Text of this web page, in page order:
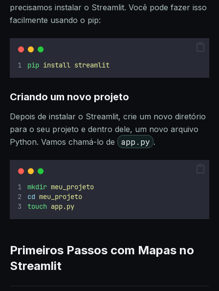
precisamos instalar o Streamlit. Você pode fazer isso
facilmente usando o pip:
pip install streamlit
Criando um novo projeto
Depois de instalar o Streamlit, crie um novo diretório
para o seu projeto e dentro dele, um novo arquivo
Python. Vamos chamá-lo de
app.py .
mkdir meu_projeto
cd meu_projeto
touch app.py
Primeiros Passos com Mapas no
Streamlit